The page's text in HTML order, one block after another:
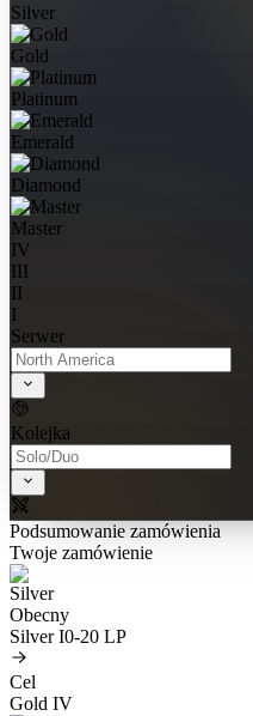
Silver
Gold
Platinum
Emerald
Diamond
Master
IV
III
II
I
Serwer
Kolejka
Podsumowanie zamówienia
Twoje zamówienie
Obecny
Silver I0-20 LP
Cel
Gold IV